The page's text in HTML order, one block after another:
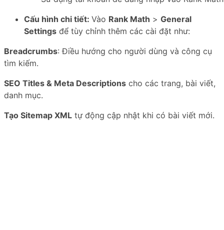
Cấu hình chi tiết: Vào Rank Math > General
Settings để tùy chỉnh thêm các cài đặt như:
Breadcrumbs: Điều hướng cho người dùng và công cụ
tìm kiếm.
SEO Titles & Meta Descriptions cho các trang, bài viết,
danh mục.
Tạo Sitemap XML tự động cập nhật khi có bài viết mới.